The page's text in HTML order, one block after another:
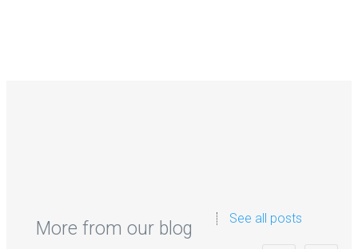
More from our blog See all posts